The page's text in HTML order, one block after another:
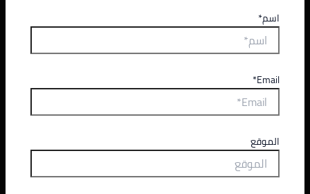
اسم*
Email*
الموقع